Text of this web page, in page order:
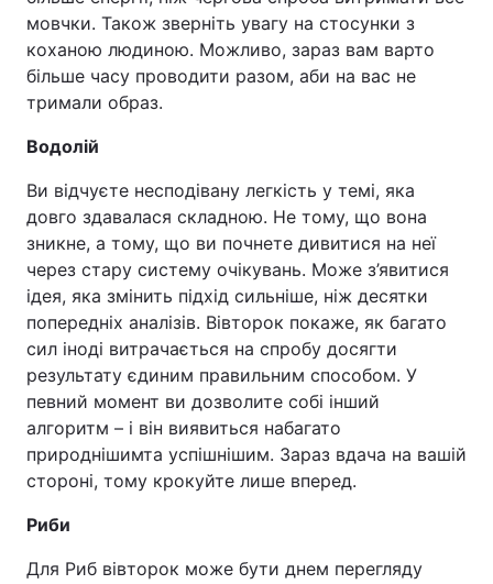
мовчки. Також зверніть увагу на стосунки з
коханою людиною. Можливо, зараз вам варто
більше часу проводити разом, аби на вас не
тримали образ.
Водолій
Ви відчуєте несподівану легкість у темі, яка
довго здавалася складною. Не тому, що вона
зникне, а тому, що ви почнете дивитися на неї
через стару систему очікувань. Може з’явитися
ідея, яка змінить підхід сильніше, ніж десятки
попередніх аналізів. Вівторок покаже, як багато
сил іноді витрачається на спробу досягти
результату єдиним правильним способом. У
певний момент ви дозволите собі інший
алгоритм – і він виявиться набагато
природнішимта успішнішим. Зараз вдача на вашій
стороні, тому крокуйте лише вперед.
Риби
Для Риб вівторок може бути днем перегляду